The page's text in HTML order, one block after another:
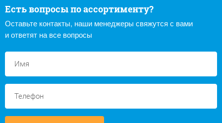
Есть вопросы по ассортименту?
Оставьте контакты, наши менеджеры свяжутся с вами
и ответят на все вопросы